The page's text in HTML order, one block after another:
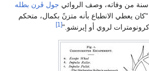
جول ڤرن بطله
يعطي الانطباع بأنه متزنً بكمال، متحكم
لروي أو إيرنشو."[1]